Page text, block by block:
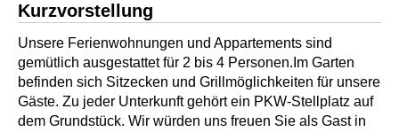
Kurzvorstellung
Unsere Ferienwohnungen und Appartements sind
gemütlich ausgestattet für 2 bis 4 Personen.Im Garten
befinden sich Sitzecken und Grillmöglichkeiten für unsere
Gäste. Zu jeder Unterkunft gehört ein PKW-Stellplatz auf
dem Grundstück. Wir würden uns freuen Sie als Gast in